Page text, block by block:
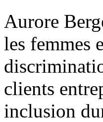
Aurore
les femmes
clients
inclusion